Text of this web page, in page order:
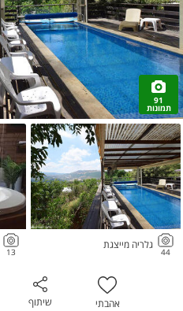
91
תמונות
44
גלריה מייצגת
13
אהבתי שיתוף